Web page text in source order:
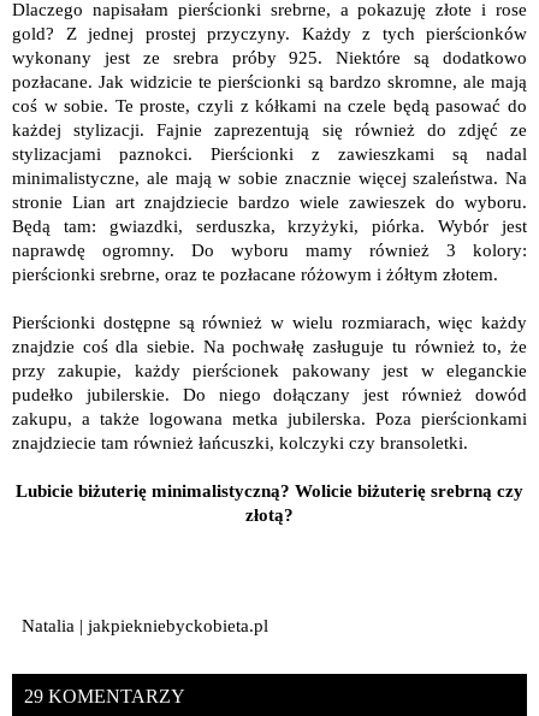
Dlaczego napisałam pierścionki srebrne, a pokazuję złote i rose
gold? Z jednej prostej przyczyny. Każdy z tych pierścionków
wykonany jest ze srebra próby 925. Niektóre są dodatkowo
pozłacane. Jak widzicie te pierścionki są bardzo skromne, ale mają
coś w sobie. Te proste, czyli z kółkami na czele będą pasować do
każdej stylizacji. Fajnie zaprezentują się również do zdjęć ze
stylizacjami paznokci. Pierścionki z zawieszkami są nadal
minimalistyczne, ale mają w sobie znacznie więcej szaleństwa. Na
stronie Lian art znajdziecie bardzo wiele zawieszek do wyboru.
Będą tam: gwiazdki, serduszka, krzyżyki, piórka. Wybór jest
naprawdę ogromny. Do wyboru mamy również 3 kolory:
pierścionki srebrne, oraz te pozłacane różowym i żółtym złotem.
Pierścionki dostępne są również w wielu rozmiarach, więc każdy
znajdzie coś dla siebie. Na pochwałę zasługuje tu również to, że
przy zakupie, każdy pierścionek pakowany jest w eleganckie
pudełko jubilerskie. Do niego dołączany jest również dowód
zakupu, a także logowana metka jubilerska. Poza pierścionkami
znajdziecie tam również łańcuszki, kolczyki czy bransoletki.
Lubicie biżuterię minimalistyczną? Wolicie biżuterię srebrną czy
złotą?
Natalia | jakpiekniebyckobieta.pl
29 KOMENTARZY